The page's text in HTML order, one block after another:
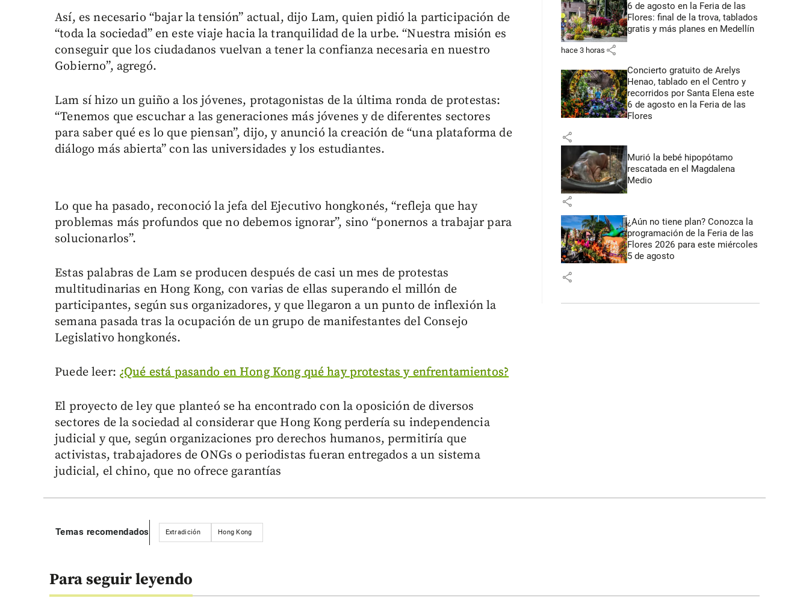
Así, es necesario “bajar la tensión” actual, dijo Lam, quien pidió la participación de
“toda la sociedad” en este viaje hacia la tranquilidad de la urbe. “Nuestra misión es
conseguir que los ciudadanos vuelvan a tener la confianza necesaria en nuestro
Gobierno”, agregó.
Lam sí hizo un guiño a los jóvenes, protagonistas de la última ronda de protestas:
“Tenemos que escuchar a las generaciones más jóvenes y de diferentes sectores
para saber qué es lo que piensan”, dijo, y anunció la creación de “una plataforma de
diálogo más abierta” con las universidades y los estudiantes.
Lo que ha pasado, reconoció la jefa del Ejecutivo hongkonés, “refleja que hay
problemas más profundos que no debemos ignorar”, sino “ponernos a trabajar para
solucionarlos”.
Estas palabras de Lam se producen después de casi un mes de protestas
multitudinarias en Hong Kong, con varias de ellas superando el millón de
participantes, según sus organizadores, y que llegaron a un punto de inflexión la
semana pasada tras la ocupación de un grupo de manifestantes del Consejo
Legislativo hongkonés.
Puede leer: ¿Qué está pasando en Hong Kong qué hay protestas y enfrentamientos?
El proyecto de ley que planteó se ha encontrado con la oposición de diversos
sectores de la sociedad al considerar que Hong Kong perdería su independencia
judicial y que, según organizaciones pro derechos humanos, permitiría que
activistas, trabajadores de ONGs o periodistas fueran entregados a un sistema
judicial, el chino, que no ofrece garantías
6 de agosto en la Feria de las
Flores: final de la trova, tablados
gratis y más planes en Medellín
hace 3 horas share
Concierto gratuito de Arelys
Henao, tablado en el Centro y
recorridos por Santa Elena este
6 de agosto en la Feria de las
Flores
share
Murió la bebé hipopótamo
rescatada en el Magdalena
Medio
share
¿Aún no tiene plan? Conozca la
programación de la Feria de las
Flores 2026 para este miércoles
5 de agosto
share
Temas recomendados Extradición Hong Kong
Para seguir leyendo